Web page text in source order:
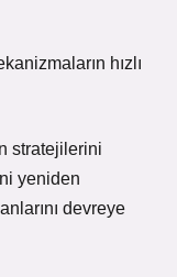
hızlı
stratejilerini
yeniden
devreye